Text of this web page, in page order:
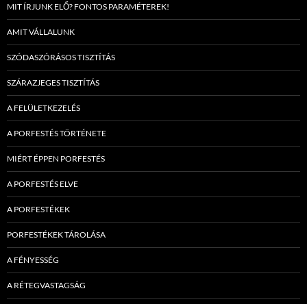
MIT ÍRJUNK ELŐ? FONTOS PARAMÉTEREK!
AMIT VÁLLALUNK
SZÓDASZÓRÁSOS TISZTÍTÁS
SZÁRAZJEGES TISZTÍTÁS
A FELÜLETKEZELÉS
A PORFESTÉS TÖRTÉNETE
MIÉRT ÉPPEN PORFESTÉS
A PORFESTÉS ELVE
A PORFESTÉKEK
PORFESTÉKEK TÁROLÁSA
A FÉNYESSÉG
A RÉTEGVASTAGSÁG